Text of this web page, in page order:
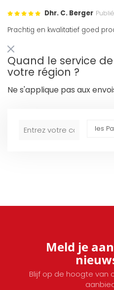
Dhr. C. Berger
Prachtig en kwalitatief goed
Quand le service
votre région ?
Ne s'applique pas aux
Meld je
Blijf op de hoogte van